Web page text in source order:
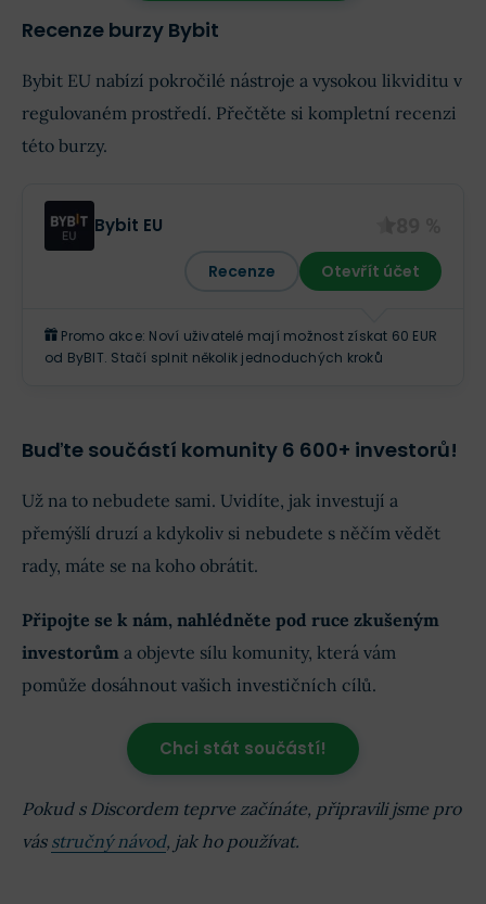
Recenze burzy Bybit
Bybit EU nabízí pokročilé nástroje a vysokou likviditu v
regulovaném prostředí. Přečtěte si kompletní recenzi
této burzy.
Bybit EU
Recenze Otevřít účet
Promo akce: Noví uživatelé mají možnost získat 60 EUR
od ByBIT. Stačí splnit několik jednoduchých kroků
Buďte součástí komunity 6 600+ investorů!
Už na to nebudete sami. Uvidíte, jak investují a
přemýšlí druzí a kdykoliv si nebudete s něčím vědět
rady, máte se na koho obrátit.
Připojte se k nám, nahlédněte pod ruce zkušeným
investorům a objevte sílu komunity, která vám
pomůže dosáhnout vašich investičních cílů.
Chci stát součástí!
Pokud s Discordem teprve začínáte, připravili jsme pro
vás stručný návod, jak ho používat.